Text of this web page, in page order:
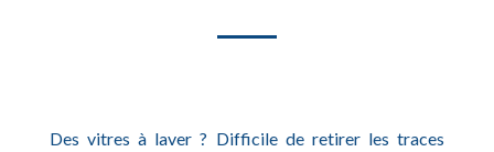
Des vitres à laver ? Difficile de retirer les traces